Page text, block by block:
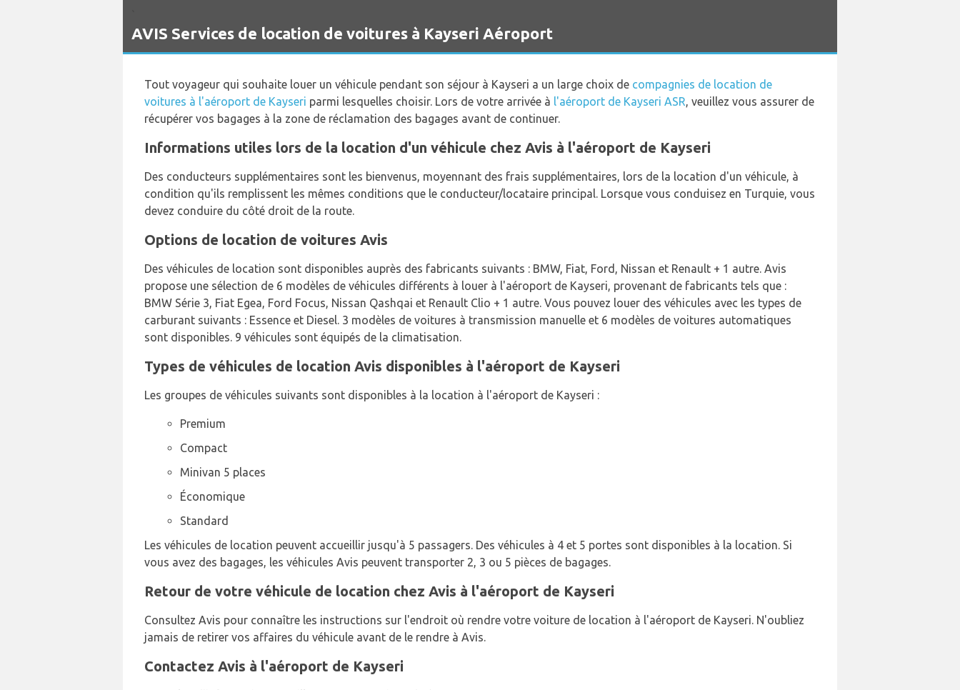
AVIS Services de location de voitures à Kayseri Aéroport
Tout voyageur qui souhaite louer un véhicule pendant son séjour à Kayseri a un large choix de compagnies de location de
voitures à l'aéroport de Kayseri parmi lesquelles choisir. Lors de votre arrivée à l'aéroport de Kayseri ASR, veuillez vous assurer de
récupérer vos bagages à la zone de réclamation des bagages avant de continuer.
Informations utiles lors de la location d'un véhicule chez Avis à l'aéroport de Kayseri
Des conducteurs supplémentaires sont les bienvenus, moyennant des frais supplémentaires, lors de la location d'un véhicule, à
condition qu'ils remplissent les mêmes conditions que le conducteur/locataire principal. Lorsque vous conduisez en Turquie, vous
devez conduire du côté droit de la route.
Options de location de voitures Avis
Des véhicules de location sont disponibles auprès des fabricants suivants : BMW, Fiat, Ford, Nissan et Renault + 1 autre. Avis
propose une sélection de 6 modèles de véhicules différents à louer à l'aéroport de Kayseri, provenant de fabricants tels que :
BMW Série 3, Fiat Egea, Ford Focus, Nissan Qashqai et Renault Clio + 1 autre. Vous pouvez louer des véhicules avec les types de
carburant suivants : Essence et Diesel. 3 modèles de voitures à transmission manuelle et 6 modèles de voitures automatiques
sont disponibles. 9 véhicules sont équipés de la climatisation.
Types de véhicules de location Avis disponibles à l'aéroport de Kayseri
Les groupes de véhicules suivants sont disponibles à la location à l'aéroport de Kayseri :
Premium
Compact
Minivan 5 places
Économique
Standard
Les véhicules de location peuvent accueillir jusqu'à 5 passagers. Des véhicules à 4 et 5 portes sont disponibles à la location. Si
vous avez des bagages, les véhicules Avis peuvent transporter 2, 3 ou 5 pièces de bagages.
Retour de votre véhicule de location chez Avis à l'aéroport de Kayseri
Consultez Avis pour connaître les instructions sur l'endroit où rendre votre voiture de location à l'aéroport de Kayseri. N'oubliez
jamais de retirer vos affaires du véhicule avant de le rendre à Avis.
Contactez Avis à l'aéroport de Kayseri